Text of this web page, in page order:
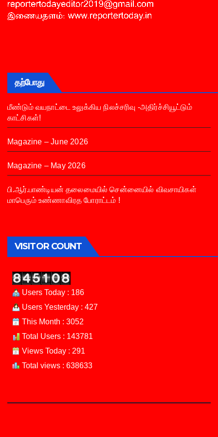
தற்போது
மீண்டும் வயநாட்டை உலுக்கிய நிலச்சரிவு -அதிர்ச்சியூட்டும்
காட்சிகள்!
Magazine – June 2026
Magazine – May 2026
பி.ஆர்.பாண்டியன் தலைமையில் சென்னையில் விவசாயிகள்
மாபெரும் உண்ணாவிரத போராட்டம் !
VISITOR COUNT
Users Today : 186
Users Yesterday : 427
This Month : 3052
Total Users : 143781
Views Today : 291
Total views : 638633